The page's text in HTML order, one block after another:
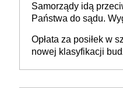
Samorządy idą
Państwa do sądu.
Opłata za posiłek w
nowej klasyfikacji